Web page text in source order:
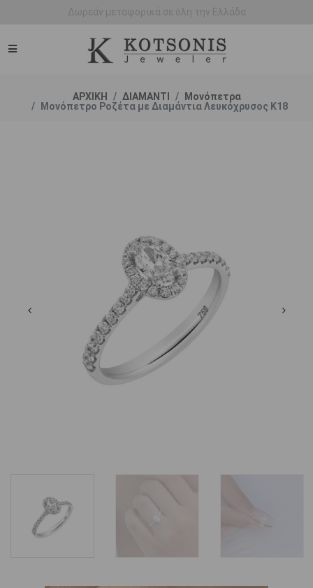
Άμεση παράδοση - Δικαίωμα επιστροφής
ΑΡΧΙΚΗ ΔΙΑΜΑΝΤΙ
Μονόπετρα
Μονόπετρο Ροζέτα με Διαμάντια Λευκόχρυσος Κ18